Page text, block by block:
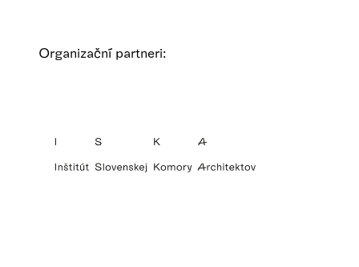
Organizační partneri: